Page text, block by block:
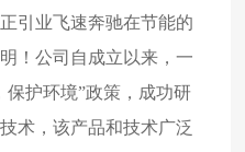
业飞速奔驰在节能的
！公司自成立以来，一
保护环境”政策，成功研
术，该产品和技术广泛